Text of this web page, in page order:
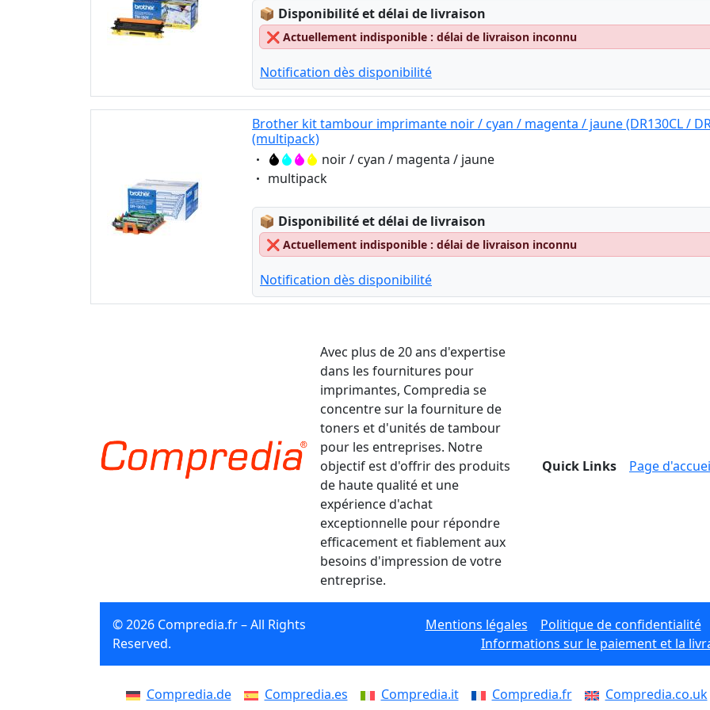
📦 Lagerstatus:
Disponibilité et délai de livraison
❌ Actuellement indisponible : délai de livraison inconnu
Notification dès disponibilité
Brother kit tambour imprimante noir / cyan / magenta / jaune (DR130CL /
(multipack)
Eigenschaft:noir / cyan / magenta / jaune
Eigenschaft:
multipack
📦 Lagerstatus:
Disponibilité et délai de livraison
❌ Actuellement indisponible : délai de livraison inconnu
Notification dès disponibilité
Avec plus de 20 ans d'expertise
dans les fournitures pour
imprimantes, Compredia se
concentre sur la fourniture de
toners et d'unités de tambour
pour les entreprises. Notre
objectif est d'offrir des produits
de haute qualité et une
expérience d'achat
exceptionnelle pour répondre
efficacement et fiablement aux
besoins d'impression de votre
entreprise.
Quick Links Page
© 2026 Compredia.fr – All Rights
Reserved.
Mentions légales Politique de confidentialité
Informations sur le paiement et la
Compredia.de Compredia.es Compredia.it Compredia.fr Compredia.co.uk